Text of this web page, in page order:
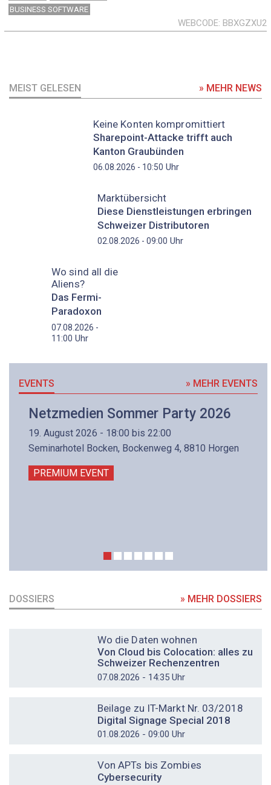
BUSINESS SOFTWARE
WEBCODE BBXGZXU2
MEIST GELESEN » MEHR NEWS
Keine Konten kompromittiert
Sharepoint-Attacke trifft auch
Kanton Graubünden
06.08.2026 - 10:50 Uhr
Marktübersicht
Diese Dienstleistungen erbringen
Schweizer Distributoren
02.08.2026 - 09:00 Uhr
Wo sind all die
Aliens?
Das Fermi-
Paradoxon
07.08.2026 -
11:00 Uhr
EVENTS » MEHR EVENTS
Netzmedien Sommer Party 2026
19. August 2026 - 18:00 bis 22:00
Seminarhotel Bocken, Bockenweg 4, 8810 Horgen
PREMIUM EVENT
DOSSIERS » MEHR DOSSIERS
Wo die Daten wohnen
Von Cloud bis Colocation: alles zu
Schweizer Rechenzentren
07.08.2026 - 14:35 Uhr
Beilage zu IT-Markt Nr. 03/2018
Digital Signage Special 2018
01.08.2026 - 09:00 Uhr
Von APTs bis Zombies
Cybersecurity